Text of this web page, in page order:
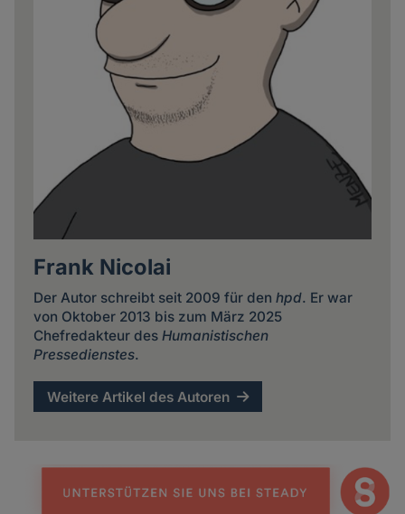
Frank Nicolai
Der Autor schreibt seit 2009 für den hpd. Er war
von Oktober 2013 bis zum März 2025
Chefredakteur des Humanistischen
Pressedienstes.
Weitere Artikel des Autoren